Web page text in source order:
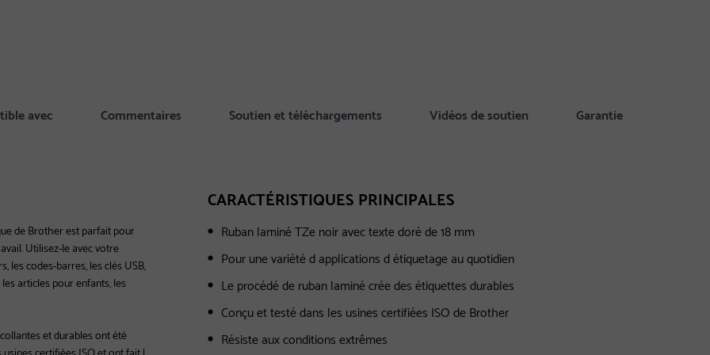
avec Commentaires Soutien et téléchargements Vidéos de soutien Garantie
de Brother est parfait pour
Utilisez-le avec votre
les codes-barres, les clés USB,
articles pour enfants, les
et durables ont été
CARACTÉRISTIQUES PRINCIPALES
Ruban laminé TZe noir avec texte doré de 18 mm
Pour une variété d applications d étiquetage au quotidien
Le procédé de ruban laminé crée des étiquettes durables
Conçu et testé dans les usines certifiées ISO de Brother
Résiste aux conditions extrêmes